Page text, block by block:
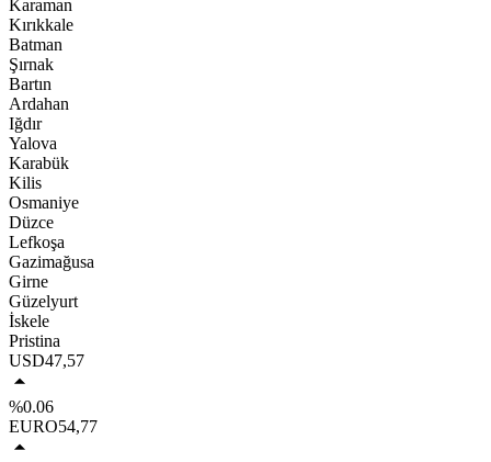
Karaman
Kırıkkale
Batman
Şırnak
Bartın
Ardahan
Iğdır
Yalova
Karabük
Kilis
Osmaniye
Düzce
Lefkoşa
Gazimağusa
Girne
Güzelyurt
İskele
Pristina
USD47,57
%0.06
EURO54,77